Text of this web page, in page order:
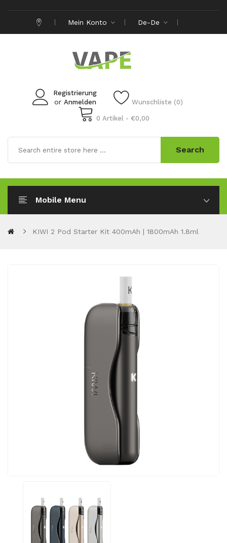
Mein Konto De-De
Registrierung
or Anmelden Wunschliste (0)
0 Artikel - €0,00
Search
Mobile Menu
KIWI 2 Pod Starter Kit 400mAh | 1800mAh 1.8ml